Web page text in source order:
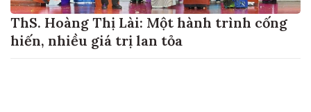
ThS. Hoàng Thị Lài: Một hành trình cống
hiến, nhiều giá trị lan tỏa